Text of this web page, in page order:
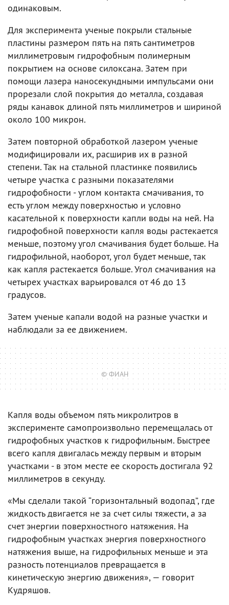
одинаковым.
Для эксперимента ученые покрыли стальные
пластины размером пять на пять сантиметров
миллиметровым гидрофобным полимерным
покрытием на основе силоксана. Затем при
помощи лазера наносекундными импульсами они
прорезали слой покрытия до металла, создавая
ряды канавок длиной пять миллиметров и шириной
около 100 микрон.
Затем повторной обработкой лазером ученые
модифицировали их, расширив их в разной
степени. Так на стальной пластинке появились
четыре участка с разными показателями
гидрофобности - углом контакта смачивания, то
есть углом между поверхностью и условно
касательной к поверхности капли воды на ней. На
гидрофобной поверхности капля воды растекается
меньше, поэтому угол смачивания будет больше. На
гидрофильной, наоборот, угол будет меньше, так
как капля растекается больше. Угол смачивания на
четырех участках варьировался от 46 до 13
градусов.
Затем ученые капали водой на разные участки и
наблюдали за ее движением.
© ФИАН
Капля воды объемом пять микролитров в
эксперименте самопроизвольно перемещалась от
гидрофобных участков к гидрофильным. Быстрее
всего капля двигалась между первым и вторым
участками - в этом месте ее скорость достигала 92
миллиметров в секунду.
«Мы сделали такой “горизонтальный водопад”, где
жидкость двигается не за счет силы тяжести, а за
счет энергии поверхностного натяжения. На
гидрофобным участках энергия поверхностного
натяжения выше, на гидрофильных меньше и эта
разность потенциалов превращается в
кинетическую энергию движения», — говорит
Кудряшов.